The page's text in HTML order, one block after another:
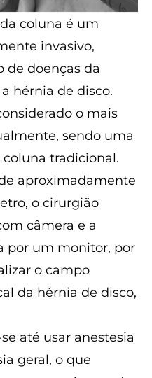
coluna é um
invasivo,
de doenças da
hérnia de disco.
o mais
sendo uma
tradicional.
aproximadamente
o cirurgião
câmera e a
por um monitor, por
o campo
da hérnia de disco,
até usar anestesia
geral, o que